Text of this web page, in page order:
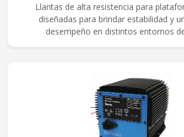
Llantas de alta resistencia para
diseñadas para brindar estabilidad y
desempeño en distintos entornos